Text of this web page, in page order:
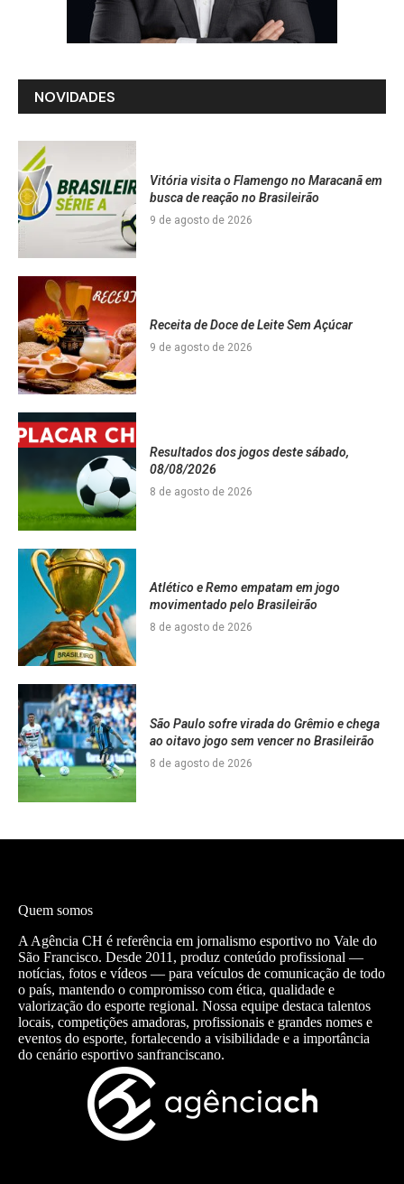
NOVIDADES
Vitória visita o Flamengo no Maracanã em
busca de reação no Brasileirão
9 de agosto de 2026
Receita de Doce de Leite Sem Açúcar
9 de agosto de 2026
Resultados dos jogos deste sábado,
08/08/2026
8 de agosto de 2026
Atlético e Remo empatam em jogo
movimentado pelo Brasileirão
8 de agosto de 2026
São Paulo sofre virada do Grêmio e chega
ao oitavo jogo sem vencer no Brasileirão
8 de agosto de 2026
Quem somos
A Agência CH é referência em jornalismo esportivo no Vale do
São Francisco. Desde 2011, produz conteúdo profissional —
notícias, fotos e vídeos — para veículos de comunicação de todo
o país, mantendo o compromisso com ética, qualidade e
valorização do esporte regional. Nossa equipe destaca talentos
locais, competições amadoras, profissionais e grandes nomes e
eventos do esporte, fortalecendo a visibilidade e a importância
do cenário esportivo sanfranciscano.